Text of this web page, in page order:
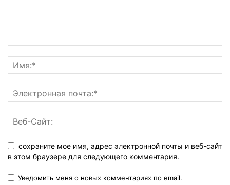
сохраните мое имя, адрес электронной почты и веб-сайт
в этом браузере для следующего комментария.
Уведомить меня о новых комментариях по email.